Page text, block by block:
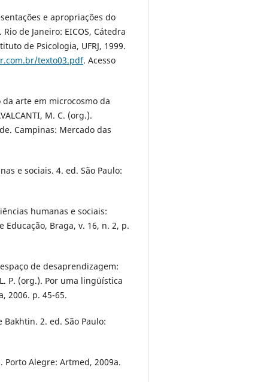
e apropriações do
de Janeiro: EICOS, Cátedra
de Psicologia, UFRJ, 1999.
texto03.pdf. Acesso
da arte em microcosmo da
M. C. (org.).
Campinas: Mercado das
e sociais. 4. ed. São Paulo:
humanas e sociais:
Educação, Braga, v. 16, n. 2, p.
de desaprendizagem:
P. (org.). Por uma lingüística
2006. p. 45-65.
2. ed. São Paulo:
Porto Alegre: Artmed, 2009a.